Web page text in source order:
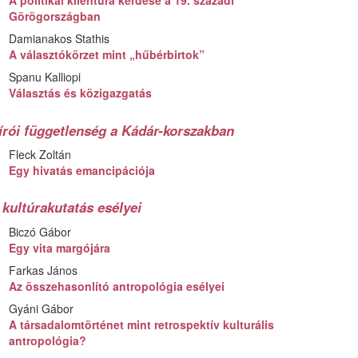
Görögországban
Damianakos Stathis
A választókörzet mint „hűbérbirtok”
Spanu Kalliopi
Választás és közigazgatás
függetlenség a Kádár-korszakban
Fleck Zoltán
Egy hivatás emancipációja
esélyei
Biczó Gábor
Egy vita margójára
Farkas János
Az összehasonlító antropológia esélyei
Gyáni Gábor
A társadalomtörténet mint retrospektív kulturális
antropológia?